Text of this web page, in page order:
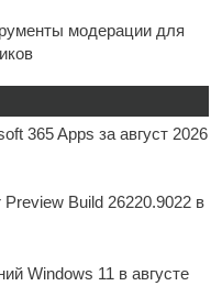
модерации для
365 Apps за август 2026
Build 26220.9022 в
Windows 11 в августе